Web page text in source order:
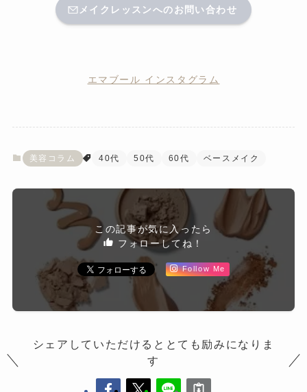
メイクレッスンへのお問い合わせ
エマブール インスタグラム
美容コラム 40代 50代 60代 ベースメイク
この記事が気に入ったら
フォローしてね！
Follow Me
シェアしていただけるととても励みになりま
す